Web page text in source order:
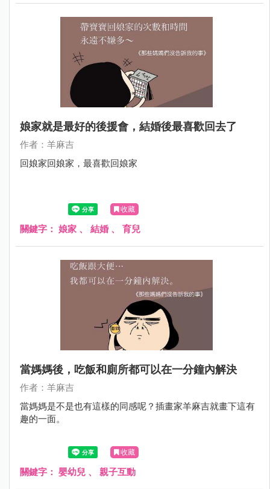
娘家就是最好的後援會，結婚後最喜歡回去了
作者：羊麻吉
回娘家回娘家，最喜歡回娘家
收藏
關鍵字： 娘家 、 結婚 、 育兒
當媽媽後，吃飯和廁所都可以在一分鐘內解決
作者：羊麻吉
當媽媽是不是也有這樣的同感呢？插畫家羊麻吉就畫下這有
趣的一面。
收藏
關鍵字： 嬰幼兒 、 親子互動